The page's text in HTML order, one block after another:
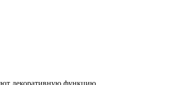
декоративную функцию.